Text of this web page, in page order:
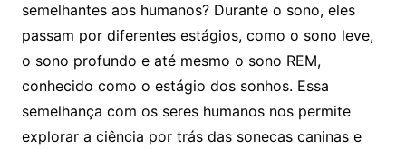
semelhantes aos humanos? Durante o sono, eles
passam por diferentes estágios, como o sono leve,
o sono profundo e até mesmo o sono REM,
conhecido como o estágio dos sonhos. Essa
semelhança com os seres humanos nos permite
explorar a ciência por trás das sonecas caninas e